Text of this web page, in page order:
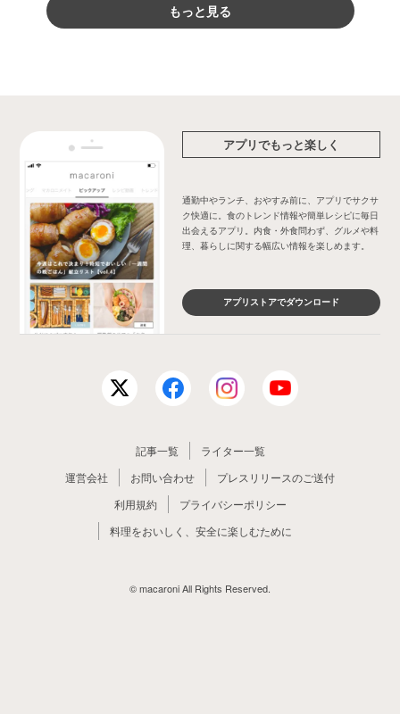
もっと見る
アプリでもっと楽しく
通勤中やランチ、おやすみ前に、アプリでサクサ
ク快適に。食のトレンド情報や簡単レシピに毎日
出会えるアプリ。内食・外食問わず、グルメや料
理、暮らしに関する幅広い情報を楽しめます。
アプリストアでダウンロード
記事一覧
ライター一覧
運営会社
お問い合わせ
プレスリリースのご送付
利用規約
プライバシーポリシー
料理をおいしく、安全に楽しむために
© macaroni All Rights Reserved.